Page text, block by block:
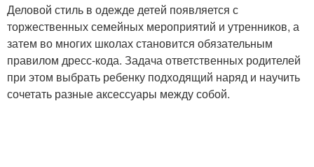
Деловой стиль в одежде детей появляется с
торжественных семейных мероприятий и утренников, а
затем во многих школах становится обязательным
правилом дресс-кода. Задача ответственных родителей
при этом выбрать ребенку подходящий наряд и научить
сочетать разные аксессуары между собой.